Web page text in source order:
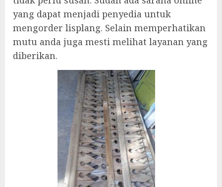
yang dapat menjadi penyedia untuk
mengorder lisplang. Selain memperhatikan
mutu anda juga mesti melihat layanan yang
diberikan.